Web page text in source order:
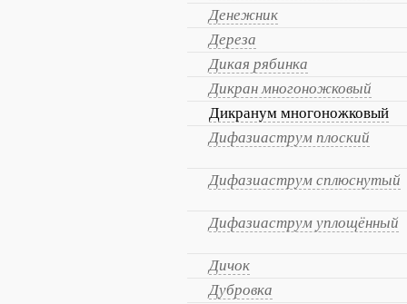
Денежник
Дереза
Дикая рябинка
Дикран многоножковый
Дикранум многоножковый
Дифазиаструм плоский
Дифазиаструм сплюснутый
Дифазиаструм уплощённый
Дичок
Дубровка